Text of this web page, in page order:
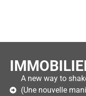
A new way to
(Une nouvelle